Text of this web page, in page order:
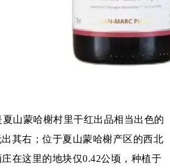
夏山蒙哈榭村里干红出品相当出色的
其右；位于夏山蒙哈榭产区的西北
在这里的地块仅0.42公顷，种植于